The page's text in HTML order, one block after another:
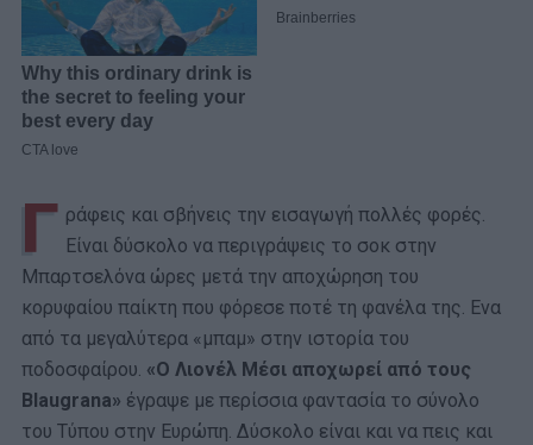
Γ ράφεις και σβήνεις την εισαγωγή πολλές φορές.
Είναι δύσκολο να περιγράψεις το σοκ στην
Μπαρτσελόνα ώρες μετά την αποχώρηση του
κορυφαίου παίκτη που φόρεσε ποτέ τη φανέλα της. Ενα
από τα μεγαλύτερα «μπαμ» στην ιστορία του
ποδοσφαίρου. «Ο Λιονέλ Μέσι αποχωρεί από τoυς
Blaugrana» έγραψε με περίσσια φαντασία το σύνολο
του Τύπου στην Ευρώπη. Δύσκολο είναι και να πεις και